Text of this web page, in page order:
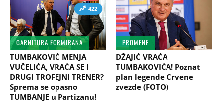
422
GARNITURA FORMIRANA
TUMBAKOVIĆ MENJA
VUČELIĆA, VRAĆA SE I
DRUGI TROFEJNI TRENER?
Sprema se opasno
TUMBANJE u Partizanu!
PROMENE
DŽAJIĆ VRAĆA
TUMBAKOVIĆA! Poznat
plan legende Crvene
zvezde (FOTO)